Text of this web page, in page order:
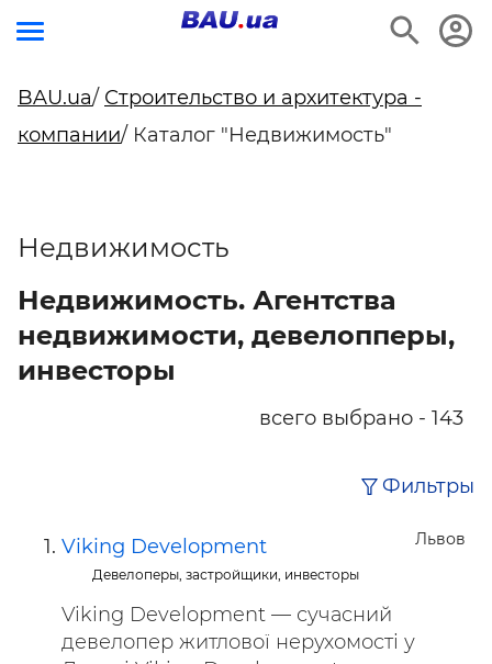
BAU.ua/ Строительство и архитектура -
компании/ Каталог "Недвижимость"
Недвижимость
Недвижимость. Агентства
недвижимости, девелопперы,
инвесторы
всего выбрано - 143
Фильтры
Львов
Viking Development
Девелоперы, застройщики, инвесторы
Viking Development — сучасний
девелопер житлової нерухомості у